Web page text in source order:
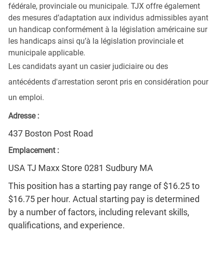
fédérale, provinciale ou municipale. TJX offre également
des mesures d’adaptation aux individus admissibles ayant
un handicap conformément à la législation américaine sur
les handicaps ainsi qu’à la législation provinciale et
municipale applicable.
Les candidats ayant un casier judiciaire ou des
antécédents d'arrestation seront pris en considération pour
un emploi.
Adresse :
437 Boston Post Road
Emplacement :
USA TJ Maxx Store 0281 Sudbury MA
This position has a starting pay range of $16.25 to
$16.75 per hour. Actual starting pay is determined
by a number of factors, including relevant skills,
qualifications, and experience.